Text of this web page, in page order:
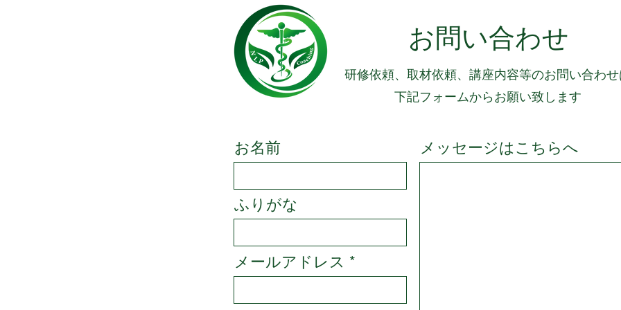
​お問い合わせ
研修依頼、取材依頼、講座内容等のお問い合わ
​下記フォームからお願い致します
お名前
ふりがな
メールアドレス
メッセージはこちらへ